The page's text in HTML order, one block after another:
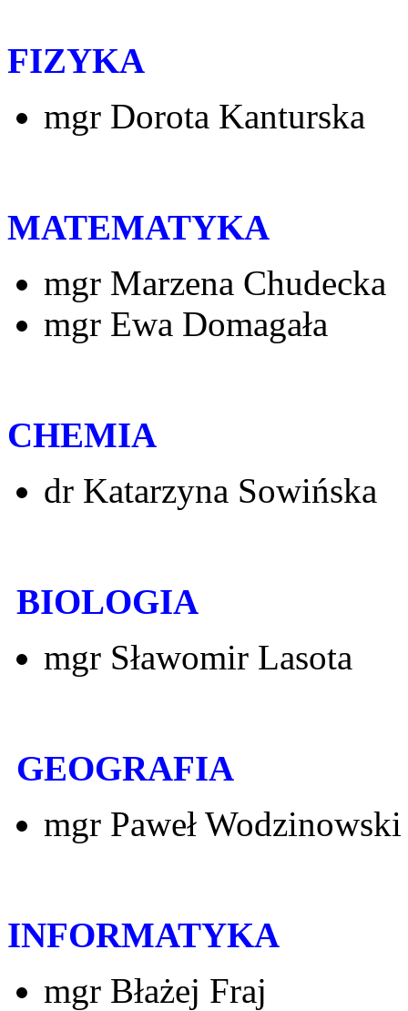
FIZYKA
mgr Dorota Kanturska
MATEMATYKA
mgr Marzena Chudecka
mgr Ewa Domagała
CHEMIA
dr Katarzyna Sowińska
BIOLOGIA
mgr Sławomir Lasota
GEOGRAFIA
mgr Paweł Wodzinowski
INFORMATYKA
mgr Błażej Fraj